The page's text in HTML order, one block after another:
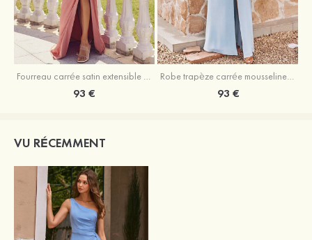
Fourreau carrée satin extensible ras du sol robe de demoiselle d'honneur
93 €
Robe trapèze carrée mousseline ras du sol robe de demoiselle d'honneur
93 €
VU RÉCEMMENT